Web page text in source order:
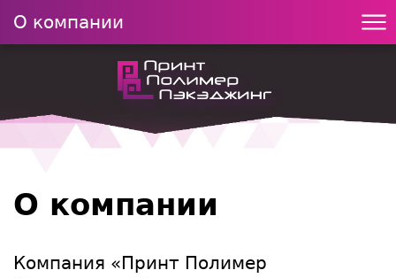
О компании
О компании
Компания «Принт Полимер